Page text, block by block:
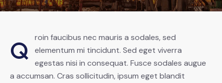
Q
roin faucibus nec mauris a sodales, sed
elementum mi tincidunt. Sed eget viverra
egestas nisi in consequat. Fusce sodales augue
a accumsan. Cras sollicitudin, ipsum eget blandit